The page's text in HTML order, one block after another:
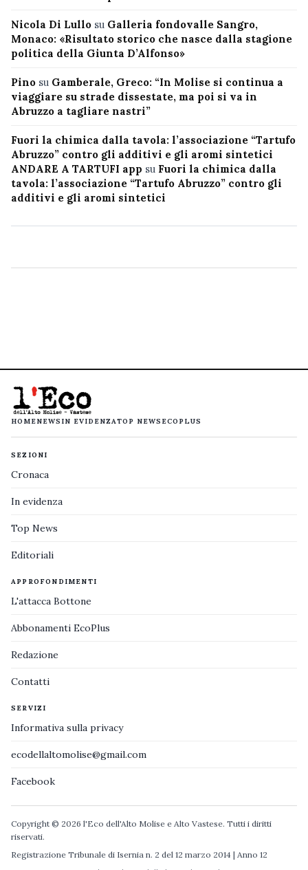
Nicola Di Lullo su Galleria fondovalle Sangro,
Monaco: «Risultato storico che nasce dalla stagione
politica della Giunta D’Alfonso»
Pino su Gamberale, Greco: “In Molise si continua a
viaggiare su strade dissestate, ma poi si va in
Abruzzo a tagliare nastri”
Fuori la chimica dalla tavola: l’associazione “Tartufo
Abruzzo” contro gli additivi e gli aromi sintetici
ANDARE A TARTUFI app su Fuori la chimica dalla
tavola: l’associazione “Tartufo Abruzzo” contro gli
additivi e gli aromi sintetici
HOMENEWS IN EVIDENZATOP NEWS ECOPLUS
SEZIONI
Cronaca
In evidenza
Top News
Editoriali
APPROFONDIMENTI
L'attacca Bottone
Abbonamenti EcoPlus
Redazione
Contatti
SERVIZI
Informativa sulla privacy
ecodellaltomolise@gmail.com
Facebook
Copyright © 2026 l'Eco dell'Alto Molise e Alto Vastese. Tutti i diritti
riservati.
Registrazione Tribunale di Isernia n. 2 del 12 marzo 2014 | Anno 12